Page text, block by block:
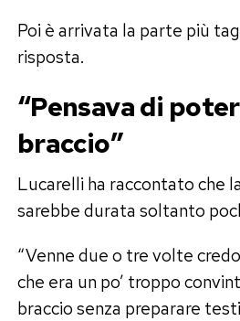
Poi è arrivata la parte più
risposta.
“Pensava di
braccio”
Lucarelli ha raccontato che
sarebbe durata soltanto
“Venne due o tre volte
che era un po’ troppo
braccio senza preparare